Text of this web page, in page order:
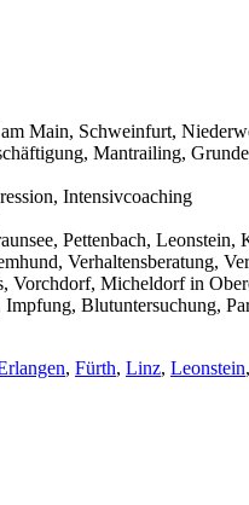
Main, Schweinfurt,
Mantrailing,
Intensivcoaching
Pettenbach, Leonstein,
Verhaltensberatung,
Vorchdorf, Micheldorf in
Blutuntersuchung,
, Fürth, Linz, Leonstein,